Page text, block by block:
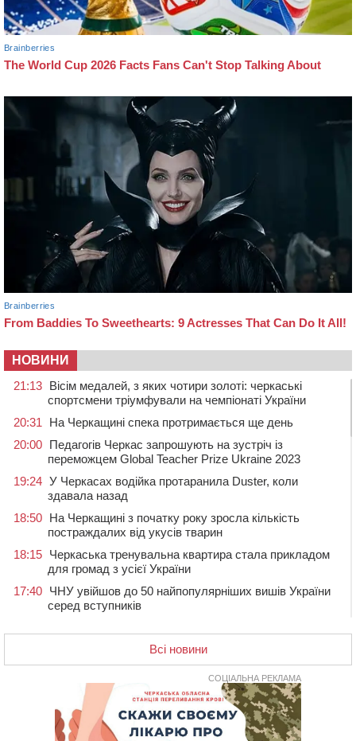
НОВИНИ
21:13 Вісім медалей, з яких чотири золоті: черкаські
спортсмени тріумфували на чемпіонаті України
20:31
На Черкащині спека протримається ще день
20:00 Педагогів Черкас запрошують на зустріч із
переможцем Global Teacher Prize Ukraine 2023
19:24 У Черкасах водійка протаранила Duster, коли
здавала назад
18:50 На Черкащині з початку року зросла кількість
постраждалих від укусів тварин
18:15 Черкаська тренувальна квартира стала прикладом
для громад з усієї України
17:40 ЧНУ увійшов до 50 найпопулярніших вишів України
серед вступників
контейнерний майданчик
16:32
Без розтину грудної клітки: у Черкасах 75-річній
пацієнтці замінили аортальний клапан
У Черкаському онкоцентрі встановили сонячну
електростанцію за понад пів мільйона гривень
Всі новини
СОЦІАЛЬНА РЕКЛАМА